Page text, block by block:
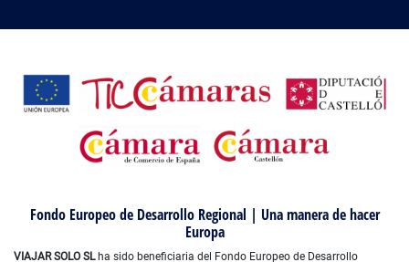
Fondo Europeo de Desarrollo Regional | Una manera de hacer
Europa
VIAJAR SOLO SLha sido beneficiaria del Fondo Europeo de Desarrollo